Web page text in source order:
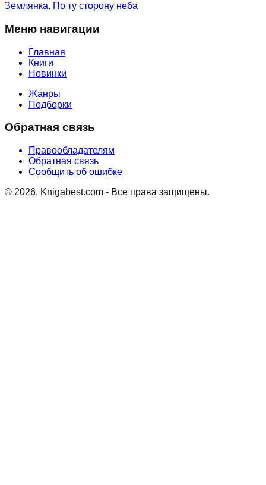
Землянка. По ту сторону неба
Меню навигации
Главная
Книги
Новинки
Жанры
Подборки
Обратная связь
Правообладателям
Обратная связь
Сообщить об ошибке
© 2026. Knigabest.com - Все права защищены.